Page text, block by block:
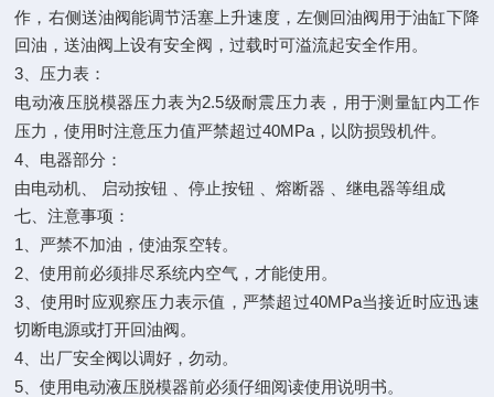
作，右侧送油阀能调节活塞上升速度，左侧回油阀用于油缸下降
回油，送油阀上设有安全阀，过载时可溢流起安全作用。
3 、压力表：
电动液压脱模器压力表为2.5级耐震压力表，用于测量缸内工作
压力，使用时注意压力值严禁超过40MPa ，以防损毁机件。
4 、电器部分：
由电动机、
启动按钮 、停止按钮 、熔断器
、继电器等组成
七、注意事项：
1 、严禁不加油，使油泵空转。
2 、使用前必须排尽系统内空气，才能使用。
3 、使用时应观察压力表示值，严禁超过40MPa当接近时应迅速
切断电源或打开回油阀。
4 、出厂安全阀以调好，勿动。
5 、使用电动液压脱模器前必须仔细阅读使用说明书。